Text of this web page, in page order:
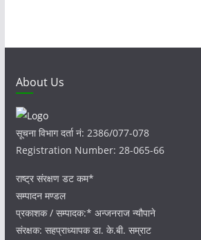
s
About Us
सूचना विभाग दर्ता नं: 2386/077-078
Registration Number: 28-065-66
राष्ट्र संरक्षण डट कम*
सम्पादन मण्डल
प्रकाशक / सम्पादक:* अन्जनराज न्यौपाने
संरक्षक: सहप्राध्यापक डा. के.बी. सम्राट